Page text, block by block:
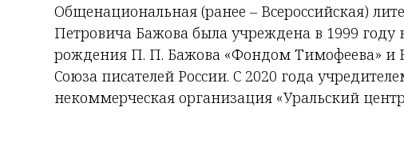
Общенациональная (ранее – Всероссийская)
Петровича Бажова была учреждена в 1999 году
рождения П. П. Бажова «Фондом Тимофеева» и
Союза писателей России. С 2020 года
некоммерческая организация «Уральский